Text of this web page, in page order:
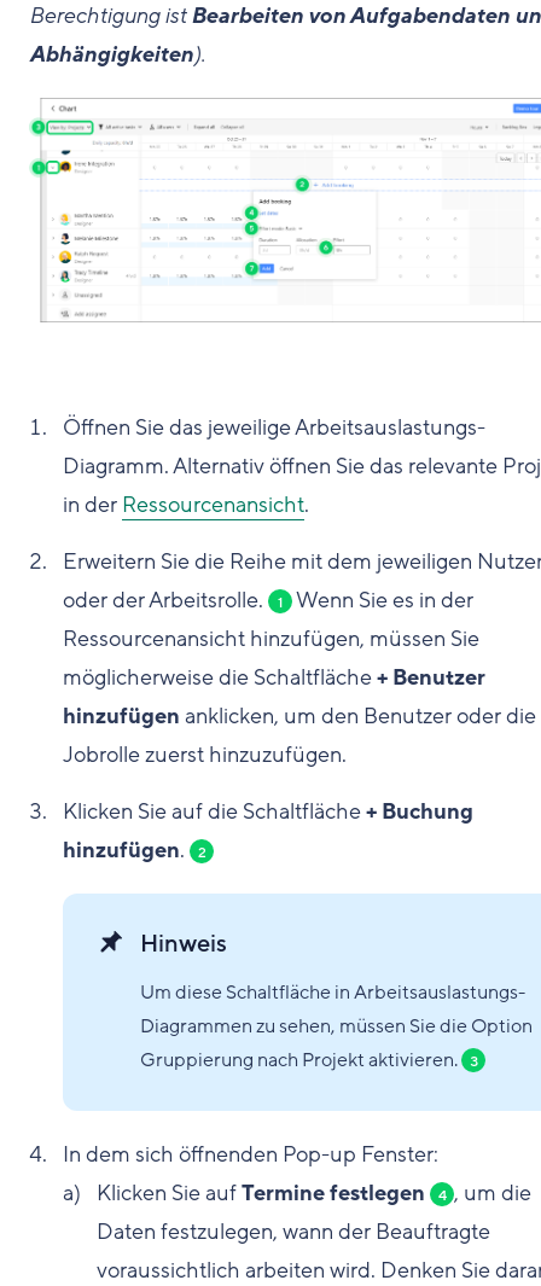
Berechtigung istBearbeiten von Aufgabendaten
Abhängigkeiten).
Öffnen Sie das jeweilige Arbeitsauslastungs-
Diagramm. Alternativ öffnen Sie das relevante
in der Ressourcenansicht.
Erweitern Sie die Reihe mit dem jeweiligen
oder der Arbeitsrolle.
1
Wenn Sie es in der
Ressourcenansicht hinzufügen, müssen Sie
möglicherweise die Schaltfläche+ Benutzer
hinzufügen anklicken, um den Benutzer oder die
Jobrolle zuerst hinzuzufügen.
Klicken Sie auf die Schaltfläche+ Buchung
hinzufügen. 2
Hinweis
Um diese Schaltfläche in Arbeitsauslastungs-
Diagrammen zu sehen, müssen Sie die Option
Gruppierung nach Projekt aktivieren.
3
In dem sich öffnenden Pop-up Fenster:
Klicken Sie aufTermine festlegen 4 , um die
Daten festzulegen, wann der Beauftragte
voraussichtlich arbeiten wird. Denken Sie